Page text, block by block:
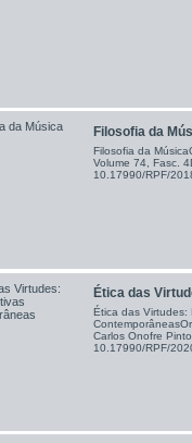
Filosofia da
Filosofia da
Volume 74, Fasc.
10.17990/RPF/
Ética das
Ética das Virtudes:
Carlos Onofre
10.17990/RPF/